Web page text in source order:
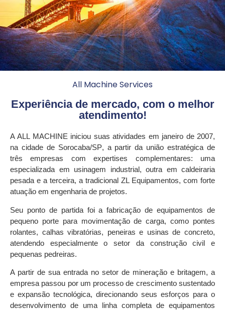
All Machine Services
Experiência de mercado, com o melhor
atendimento!
AALL MACHINEiniciou suas atividades em janeiro de 2007,
na cidade de Sorocaba/SP, a partir da união estratégica de
três empresas com expertises complementares: uma
especializada em usinagem industrial, outra em caldeiraria
pesadae a terceira, a tradicional ZL Equipamentos, com forte
atuação em engenharia de projetos.
Seu ponto de partida foi a fabricação deequipamentos de
pequeno porte para movimentação de carga, como pontes
rolantes, calhas vibratórias, peneiras e usinas de concreto,
atendendo especialmente o setor da construção civil e
pequenas pedreiras.
A partir de sua entrada no setor de mineração e britagem, a
empresa passou por um processo de crescimento sustentado
e expansão tecnológica, direcionando seus esforços para o
desenvolvimento de uma linha completa de equipamentos